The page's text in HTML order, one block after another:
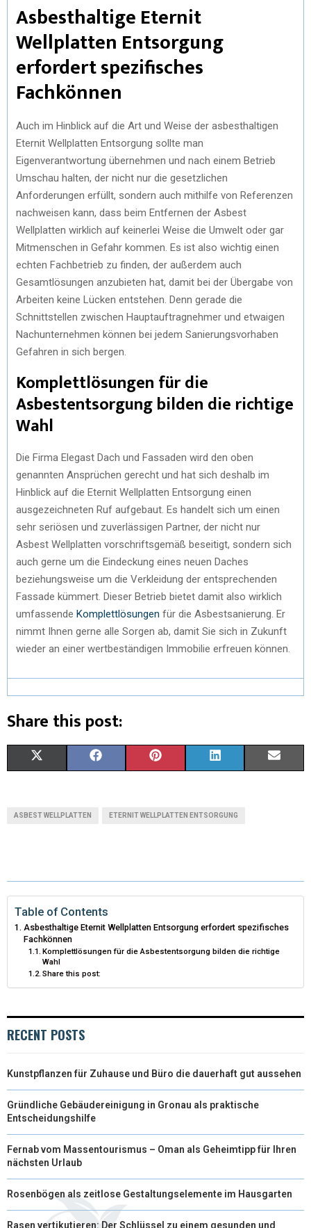
Asbesthaltige Eternit
Wellplatten Entsorgung
erfordert spezifisches
Fachkönnen
Auch im Hinblick auf die Art und Weise der asbesthaltigen
Eternit Wellplatten Entsorgung sollte man
Eigenverantwortung übernehmen und nach einem Betrieb
Umschau halten, der nicht nur die gesetzlichen
Anforderungen erfüllt, sondern auch mithilfe von Referenzen
nachweisen kann, dass beim Entfernen der Asbest
Wellplatten wirklich auf keinerlei Weise die Umwelt oder gar
Mitmenschen in Gefahr kommen. Es ist also wichtig einen
echten Fachbetrieb zu finden, der außerdem auch
Gesamtlösungen anzubieten hat, damit bei der Übergabe von
Arbeiten keine Lücken entstehen. Denn gerade die
Schnittstellen zwischen Hauptauftragnehmer und etwaigen
Nachunternehmen können bei jedem Sanierungsvorhaben
Gefahren in sich bergen.
Komplettlösungen für die
Asbestentsorgung bilden die richtige
Wahl
Die Firma Elegast Dach und Fassaden wird den oben
genannten Ansprüchen gerecht und hat sich deshalb im
Hinblick auf die Eternit Wellplatten Entsorgung einen
ausgezeichneten Ruf aufgebaut. Es handelt sich um einen
sehr seriösen und zuverlässigen Partner, der nicht nur
Asbest Wellplatten vorschriftsgemäß beseitigt, sondern sich
auch gerne um die Eindeckung eines neuen Daches
beziehungsweise um die Verkleidung der entsprechenden
Fassade kümmert. Dieser Betrieb bietet damit also wirklich
umfassende Komplettlösungen für die Asbestsanierung. Er
nimmt Ihnen gerne alle Sorgen ab, damit Sie sich in Zukunft
wieder an einer wertbeständigen Immobilie erfreuen können.
Share this post:
T
T
E
R
O
K
R
S
T
D
N
ASBEST WELLPLATTEN ETERNIT WELLPLATTEN ENTSORGUNG
Table of Contents
Asbesthaltige Eternit Wellplatten Entsorgung erfordert spezifisches
Fachkönnen
Komplettlösungen für die Asbestentsorgung bilden die richtige
Wahl
Share this post:
RECENT POSTS
Kunstpflanzen für Zuhause und Büro die dauerhaft gut aussehen
Gründliche Gebäudereinigung in Gronau als praktische
Entscheidungshilfe
Fernab vom Massentourismus – Oman als Geheimtipp für Ihren
nächsten Urlaub
Rosenbögen als zeitlose Gestaltungselemente im Hausgarten
Rasen vertikutieren: Der Schlüssel zu einem gesunden und